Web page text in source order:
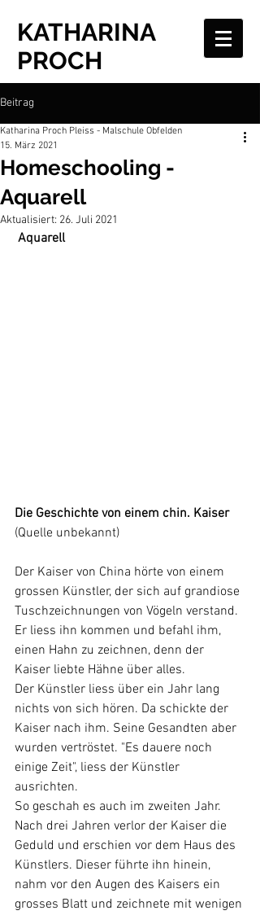
KATHARINA
PROCH
Beitrag
Homeschooling -
Aquarell
Katharina Proch Pleiss - Malschule Obfelden
15. März 2021
Aktualisiert: 26. Juli 2021
Aquarell
Die Geschichte von einem chin. Kaiser
(Quelle unbekannt)
Der Kaiser von China hörte von einem
grossen Künstler, der sich auf grandiose
Tuschzeichnungen von Vögeln verstand.
Er liess ihn kommen und befahl ihm,
einen Hahn zu zeichnen, denn der
Kaiser liebte Hähne über alles.
Der Künstler liess über ein Jahr lang
nichts von sich hören. Da schickte der
Kaiser nach ihm. Seine Gesandten aber
wurden vertröstet. "Es dauere noch
einige Zeit", liess der Künstler
ausrichten.
So geschah es auch im zweiten Jahr.
Nach drei Jahren verlor der Kaiser die
Geduld und erschien vor dem Haus des
Künstlers. Dieser führte ihn hinein,
nahm vor den Augen des Kaisers ein
grosses Blatt und zeichnete mit wenigen